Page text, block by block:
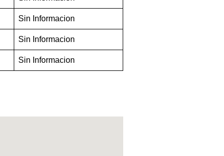
Sin Informacion
Sin Informacion
Sin Informacion